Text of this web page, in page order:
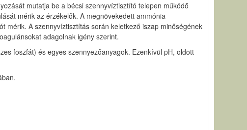
mutatja be a bécsi szennyvíztisztító telepen működő
mérik az érzékelők. A megnövekedett ammónia
mérik. A szennyvíztisztítás során keletkező iszap minőségének
adagolnak igény szerint.
foszfát) és egyes szennyezőanyagok. Ezenkívül pH, oldott